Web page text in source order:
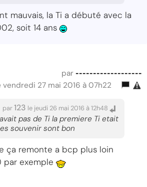
mauvais, la Ti a débuté avec la
soit 14 ans
par -------------------
vendredi 27 mai 2016 à 07h22
par123 le jeudi 26 mai 2016 à 12h48
pas de Ti la premiere Ti etait
souvenir sont bon
ça remonte a bcp plus loin
par exemple